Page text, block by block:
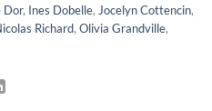
Dor, Ines Dobelle, Jocelyn Cottencin,
Richard, Olivia Grandville,